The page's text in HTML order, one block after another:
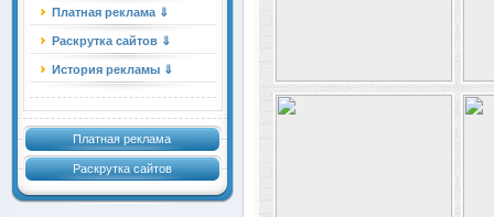
Платная реклама ⇓
Раскрутка сайтов ⇓
История рекламы ⇓
Платная реклама
Раскрутка сайтов